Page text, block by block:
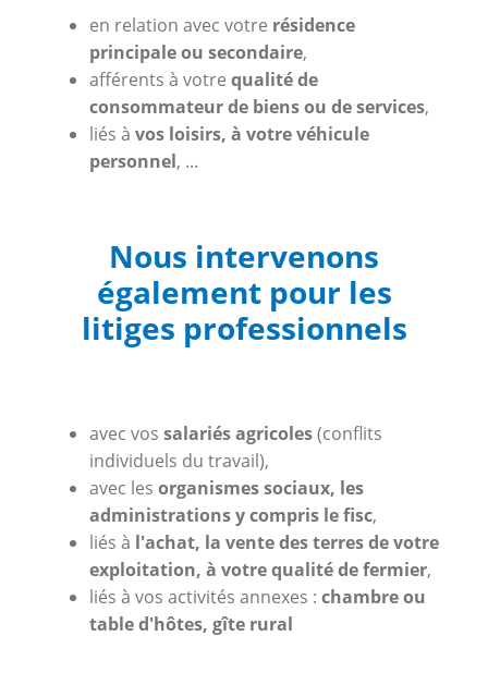
en relation avec votre résidence
principale ou secondaire,
afférents à votre qualité de
consommateur de biens ou de services,
liés à vos loisirs, à votre véhicule
personnel, ...
Nous intervenons
également pour les
litiges professionnels
avec vos salariés agricoles(conflits
individuels du travail),
avec les organismes sociaux, les
administrations y compris le fisc,
liés à l'achat, la vente des terres de votre
exploitation, à votre qualité de fermier,
liés à vos activités annexes : chambre ou
table d'hôtes, gîte rural